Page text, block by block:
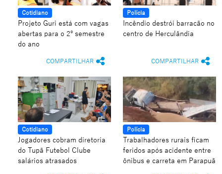
Cotidiano
Projeto Guri está com vagas
abertas para o 2º semestre
do ano
COMPARTILHAR
Polícia
Incêndio destrói barracão no
centro de Herculândia
COMPARTILHAR
Cotidiano
Jogadores cobram diretoria
do Tupã Futebol Clube
salários atrasados
Polícia
Trabalhadores rurais ficam
feridos após acidente entre
ônibus e carreta em Parapuã